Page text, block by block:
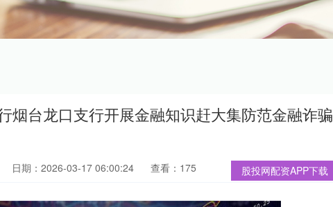
烟台龙口支行开展金融知识赶大集防范金融诈骗
股投网配资APP下载
日期：2026-03-17 06:00:24 查看：175